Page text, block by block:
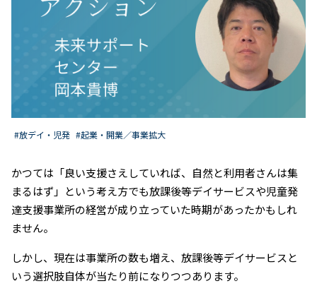
#放デイ・児発 #起業・開業／事業拡大
かつては「良い支援さえしていれば、自然と利用者さんは集
まるはず」という考え方でも放課後等デイサービスや児童発
達支援事業所の経営が成り立っていた時期があったかもしれ
ません。
しかし、現在は事業所の数も増え、放課後等デイサービスと
いう選択肢自体が当たり前になりつつあります。